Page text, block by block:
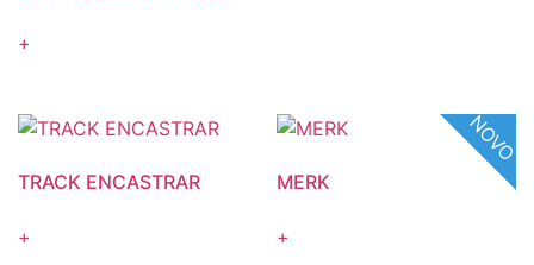
+
TRACK ENCASTRAR
+
NOVO
MERK
+